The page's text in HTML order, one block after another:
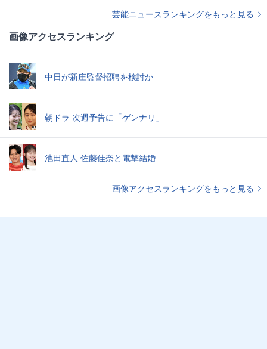
芸能ニュースランキングをもっと見る
画像アクセスランキング
中日が新庄監督招聘を検討か
朝ドラ 次週予告に「ゲンナリ」
池田直人 佐藤佳奈と電撃結婚
画像アクセスランキングをもっと見る